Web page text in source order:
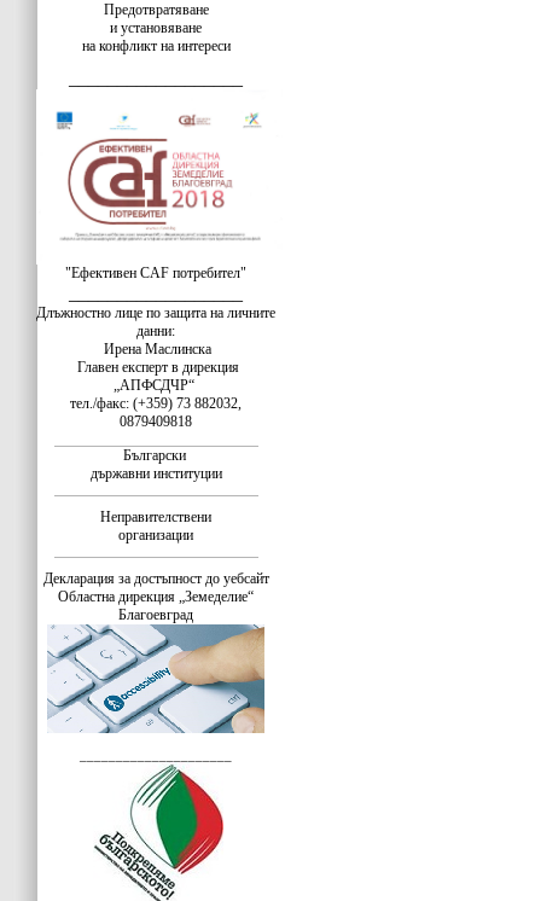
Предотвратяване
и установяване
на конфликт на интереси
"Ефективен CAF потребител"
Длъжностно лице по защита на личните
данни:
Ирена Маслинска
Главен експерт в дирекция
„АПФСДЧР“
тел./факс: (+359) 73 882032,
0879409818
Български
държавни институции
Неправителствени
организации
Декларация за достъпност до уебсайт
Областна дирекция „Земеделие“
Благоевград